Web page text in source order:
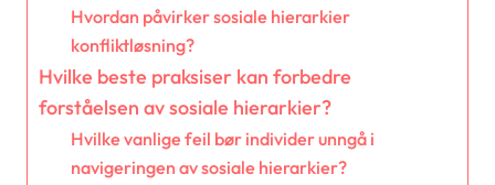
Hvordan påvirker sosiale hierarkier
konfliktløsning?
Hvilke beste praksiser kan forbedre
forståelsen av sosiale hierarkier?
Hvilke vanlige feil bør individer unngå i
navigeringen av sosiale hierarkier?